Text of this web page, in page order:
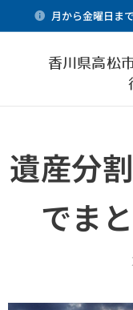
月から金曜日ま
香川県高松
遺産分
でま